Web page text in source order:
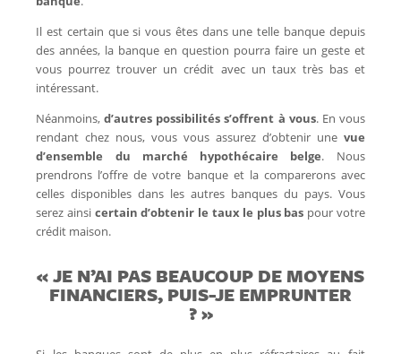
Il est certain que si vous êtes dans une telle banque depuis
des années, la banque en question pourra faire un geste et
vous pourrez trouver un crédit avec un taux très bas et
intéressant.
Néanmoins,d’autres possibilités s’offrent à vous. En vous
rendant chez nous, vous vous assurez d’obtenir une vue
d’ensemble du marché hypothécaire belge. Nous
prendrons l’offre de votre banque et la comparerons avec
celles disponibles dans les autres banques du pays. Vous
serez ainsi certain d’obtenir le taux le plus bas pour votre
crédit maison.
« JE N’AI PAS BEAUCOUP DE MOYENS
FINANCIERS, PUIS-JE EMPRUNTER
? »